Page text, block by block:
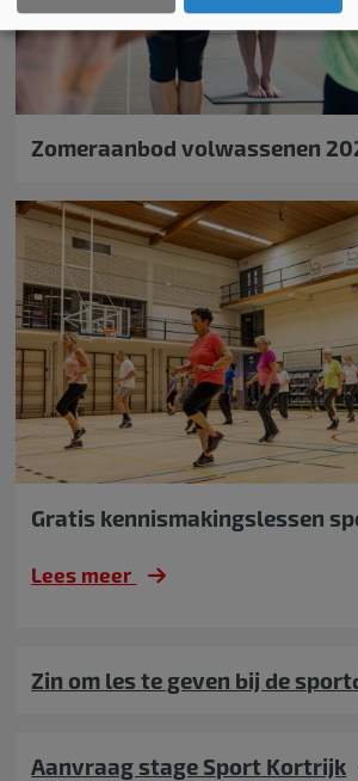
Zomeraanbod volwassenen
Gratis kennismakingslessen
Lees meer
Zin om les te geven bij de
Aanvraag stage Sport Kortrijk